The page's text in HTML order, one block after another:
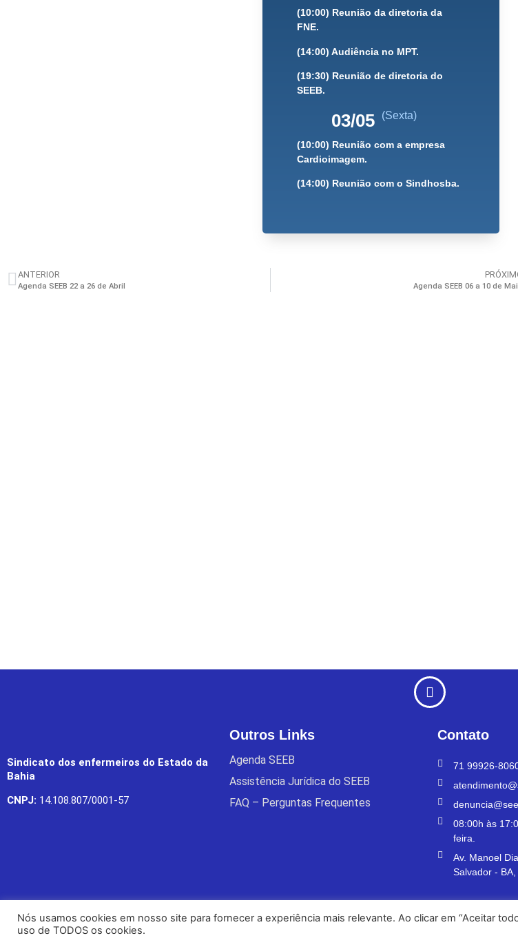
(10:00) Reunião da diretoria da
FNE.
(14:00) Audiência no MPT.
(19:30) Reunião de diretoria do
SEEB.
03/05 (Sexta)
(10:00) Reunião com a empresa
Cardioimagem.
(14:00) Reunião com o Sindhosba.
ANTERIOR
Agenda SEEB 22 a 26 de Abril Agenda SEEB 06 a 10 de
Sindicato dos enfermeiros do Estado da
Bahia
CNPJ: 14.108.807/0001-57
Outros Links
Agenda SEEB
Assistência Jurídica do SEEB
FAQ – Perguntas Frequentes
Contato
71 99926-
08:00h às
feira.
Av. Manoel
Salvador -
Copyright © 2022 SEEB. Todos os direitos reservados.
Nós usamos cookies em nosso site para fornecer a experiência mais relevante. Ao clicar em “Aceitar
uso de TODOS os cookies.